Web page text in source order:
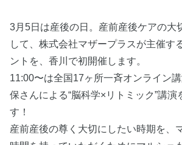
3月5日は産後の日。産前産後ケアの大
して、株式会社マザープラスが主催す
ントを、香川で初開催します。
11:00〜は全国17ヶ所一斉オンライン
保さんによる“脳科学×リトミック”講演
す！
産前産後の尊く大切にしたい時期を、